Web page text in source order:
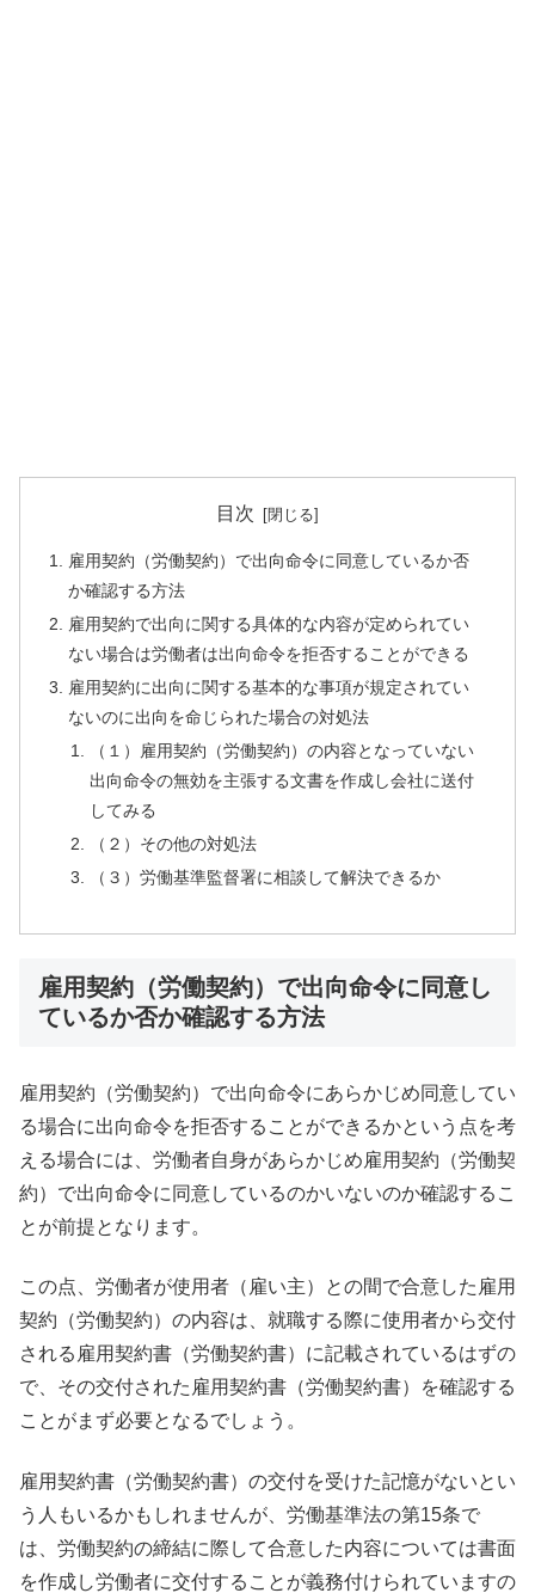
目次
雇用契約（労働契約）で出向命令に同意しているか否
か確認する方法
雇用契約で出向に関する具体的な内容が定められてい
ない場合は労働者は出向命令を拒否することができる
雇用契約に出向に関する基本的な事項が規定されてい
ないのに出向を命じられた場合の対処法
（１）雇用契約（労働契約）の内容となっていない
出向命令の無効を主張する文書を作成し会社に送付
してみる
（２）その他の対処法
（３）労働基準監督署に相談して解決できるか
雇用契約（労働契約）で出向命令に同意し
ているか否か確認する方法
雇用契約（労働契約）で出向命令にあらかじめ同意してい
る場合に出向命令を拒否することができるかという点を考
える場合には、労働者自身があらかじめ雇用契約（労働契
約）で出向命令に同意しているのかいないのか確認するこ
とが前提となります。
この点、労働者が使用者（雇い主）との間で合意した雇用
契約（労働契約）の内容は、就職する際に使用者から交付
される雇用契約書（労働契約書）に記載されているはずの
で、その交付された雇用契約書（労働契約書）を確認する
ことがまず必要となるでしょう。
雇用契約書（労働契約書）の交付を受けた記憶がないとい
う人もいるかもしれませんが、労働基準法の第15条で
は、労働契約の締結に際して合意した内容については書面
を作成し労働者に交付することが義務付けられていますの